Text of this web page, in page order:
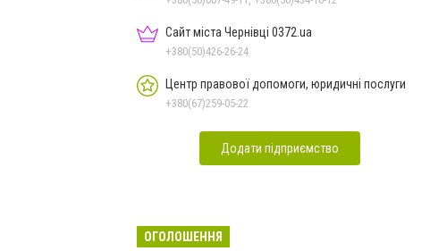
Сайт міста Чернівці 0372.ua
+380(50)426-26-24
Центр правової допомоги, юридичні послуги
+380(67)259-05-22
Додати підприємство
ОГОЛОШЕННЯ